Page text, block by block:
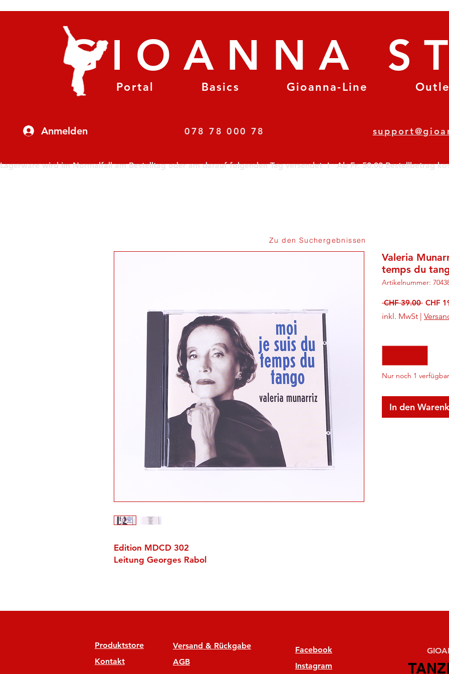
Anmelden
Portal Basics Gioanna-Line
GIOANNA
078 78 000 78
Lagerware wird im Normalfall am Bestelltag oder am darauf folgenden Tag versendet  I   Ab Fr. 50.00 Bestellbetrag
Edition MDCD 302
Leitung Georges Rabol
Valeria
temps du
Artikelnummer:
CHF 39.00 CHF
inkl. MwSt |
Nur noch 1 verfügbar
In den
Zu den Suchergebnissen
Produktstore
Kontakt
Versand & Rückgabe
AGB
Facebook
Instagram